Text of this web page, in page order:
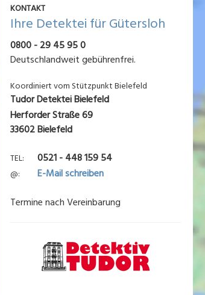
KONTAKT
Ihre Detektei für Gütersloh
0800 - 29 45 95 0
Deutschlandweit gebührenfrei.
Koordiniert vom Stützpunkt Bielefeld
Tudor Detektei Bielefeld
Herforder Straße 69
33602 Bielefeld
TEL 0521 - 448 159 54
@
E-Mail schreiben
Termine nach Vereinbarung